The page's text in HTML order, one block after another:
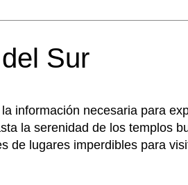
Sur
información necesaria para
la serenidad de los templos
de lugares imperdibles para